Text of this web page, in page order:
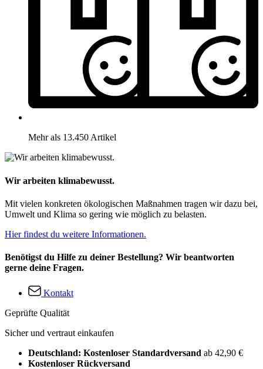
Mehr als 13.450 Artikel
Wir arbeiten klimabewusst.
Mit vielen konkreten ökologischen Maßnahmen tragen wir dazu bei,
Umwelt und Klima so gering wie möglich zu belasten.
Hier findest du weitere Informationen.
Benötigst du Hilfe zu deiner Bestellung? Wir beantworten
gerne deine Fragen.
Kontakt
Geprüfte Qualität
Sicher und vertraut einkaufen
Deutschland: Kostenloser Standardversand ab 42,90 €
Kostenloser Rückversand